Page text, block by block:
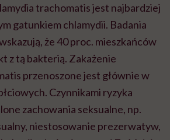
trachomatis jest najbardziej
gatunkiem chlamydii. Badania
że 40 proc. mieszkańców
z tą bakterią. Zakażenie
przenoszone jest głównie w
Czynnikami ryzyka
zachowania seksualne, np.
niestosowanie prezerwatyw,